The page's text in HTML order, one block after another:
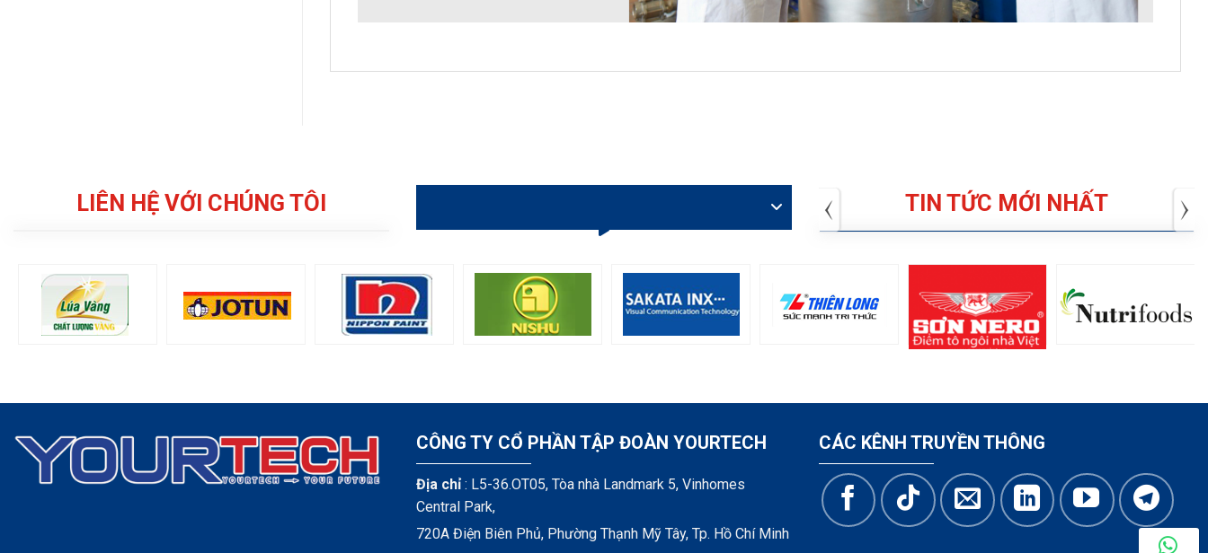
LIÊN HỆ VỚI CHÚNG TÔI TIN TỨC MỚI NHẤT
Construction of new S’Hanoi paint factory underway
CÔNG TY CỔ PHẦN TẬP ĐOÀN YOURTECH
Địa chỉ: L5-36.OT05, Tòa nhà Landmark 5, Vinhomes
Central Park,
720A Điện Biên Phủ, Phường Thạnh Mỹ Tây, Tp. Hồ Chí Minh
CÁC KÊNH TRUYỀN THÔNG